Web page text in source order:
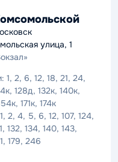
улица, 1
1, 2, 6, 12, 18, 21, 24,
128д, 132к, 140к,
171к, 174к
2, 4, 5, 6, 12, 107, 124,
132, 134, 140, 143,
179, 246